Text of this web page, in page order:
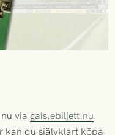
via gais.ebiljett.nu.
kan du självklart köpa